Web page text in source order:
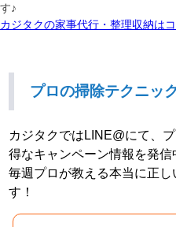
す♪
カジタクの家事代行・整理収納はコ
プロの掃除テクニッ
カジタクではLINE@にて、
得なキャンペーン情報を発信
毎週プロが教える本当に正
す！